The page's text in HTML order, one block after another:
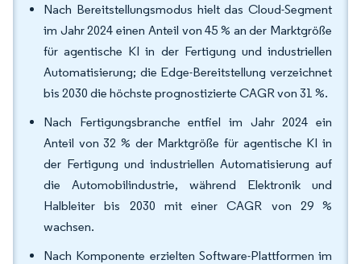
Nach Bereitstellungsmodus hielt das Cloud-Segment
im Jahr 2024 einen Anteil von 45 % an der Marktgröße
für agentische KI in der Fertigung und industriellen
Automatisierung; die Edge-Bereitstellung verzeichnet
bis 2030 die höchste prognostizierte CAGR von 31 %.
Nach Fertigungsbranche entfiel im Jahr 2024 ein
Anteil von 32 % der Marktgröße für agentische KI in
der Fertigung und industriellen Automatisierung auf
die Automobilindustrie, während Elektronik und
Halbleiter bis 2030 mit einer CAGR von 29 %
wachsen.
Nach Komponente erzielten Software-Plattformen im